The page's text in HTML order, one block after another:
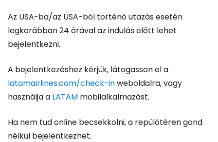
Az USA-ba/az USA-ból történő utazás esetén
legkorábban 24 órával az indulás előtt lehet
bejelentkezni.
A bejelentkezéshez kérjük, látogasson el a
latamairlines.com/check-inweboldalra, vagy
használja a LATAM mobilalkalmazást.
Ha nem tud online becsekkolni, a repülőtéren gond
nélkül bejelentkezhet.